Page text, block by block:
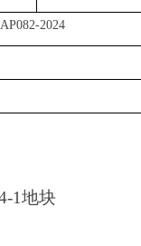
AP082-2024
1地块